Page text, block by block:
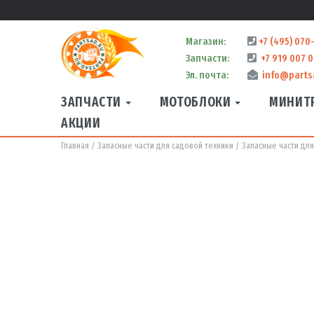
Магазин:
+7 (495)
Запчасти:
+7 919 007
Эл. почта:
ЗАПЧАСТИ МОТОБЛОКИ
АКЦИИ
Главная Запасные части для садовой техники Запасные части